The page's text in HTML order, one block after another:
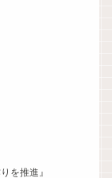
を推進』